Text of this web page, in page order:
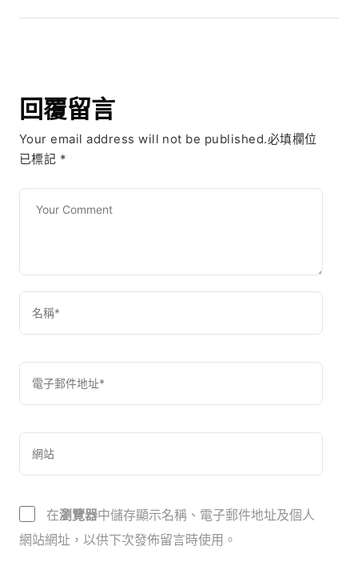
回覆留言
Your email address will not be published.必填欄位
已標記 *
在瀏覽器中儲存顯示名稱、電子郵件地址及個人
網站網址，以供下次發佈留言時使用。